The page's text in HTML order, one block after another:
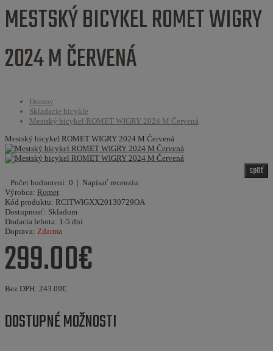
MESTSKÝ BICYKEL ROMET WIGRY
2024 M ČERVENÁ
Domov
Skladacie bicykle
Mestský bicykel ROMET WIGRY 2024 M Červená
Mestský bicykel ROMET WIGRY 2024 M Červená
späť
Počet hodnotení: 0 | Napísať recenziu
Výrobca: Romet
Kód produktu: RCITWIGXX20130729OA
Dostupnosť: Skladom
Dodacia lehota: 1-5 dní
Doprava: Zdarma
299.00€
Bez DPH: 243.09€
DOSTUPNÉ MOŽNOSTI